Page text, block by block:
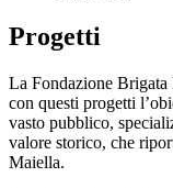
Progetti
La Fondazione Brigata
con questi progetti
vasto pubblico,
valore storico, che
Maiella.